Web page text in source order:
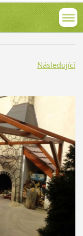
Následující